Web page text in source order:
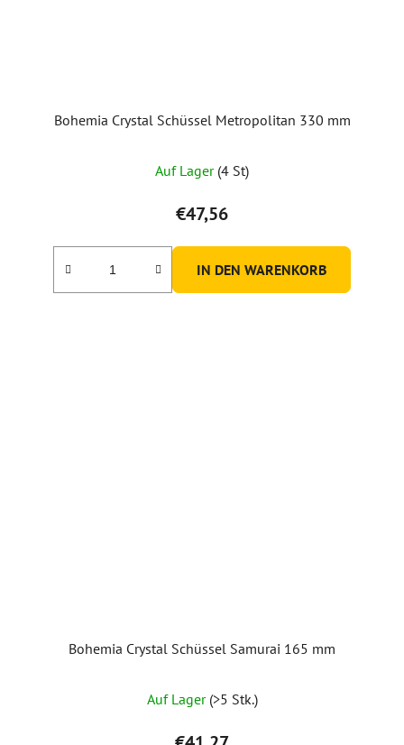
Bohemia Crystal Schüssel Metropolitan 330 mm
Auf Lager (4 St)
€47,56
IN DEN WARENKORB
Bohemia Crystal Schüssel Samurai 165 mm
Auf Lager (>5 Stk.)